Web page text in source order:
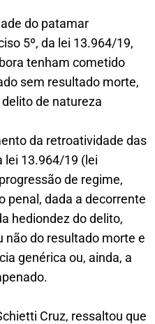
do patamar
5º, da lei 13.964/19,
tenham cometido
sem resultado morte,
de natureza
da retroatividade das
lei 13.964/19 (lei
de regime,
penal, dada a decorrente
hediondez do delito,
não do resultado morte e
genérica ou, ainda, a
Cruz, ressaltou que